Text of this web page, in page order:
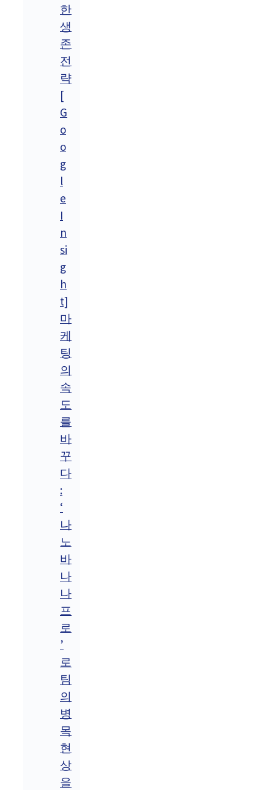
한
생
존
전
략
[
G
o
o
g
l
e
I
n
si
g
h
t]
마
케
팅
의
속
도
를
바
꾸
다
:
‘
나
노
바
나
나
프
로
’
로
팀
의
병
목
현
상
을